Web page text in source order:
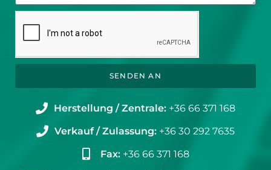
SENDEN AN
Herstellung / Zentrale: +36 66 371 168
Verkauf / Zulassung: +36 30 292 7635
Fax:+36 66 371 168